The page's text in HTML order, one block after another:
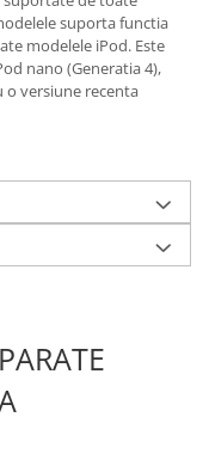
suporta functia
modelele iPod. Este
nano (Generatia 4),
o versiune recenta